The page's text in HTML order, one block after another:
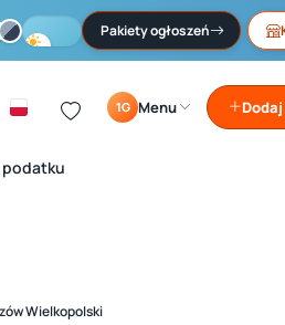
Pakiety ogłoszeń
1G Menu
podatku
Wielkopolski